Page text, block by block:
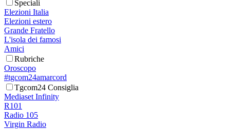
Speciali
Elezioni Italia
Elezioni estero
Grande Fratello
L'isola dei famosi
Amici
Rubriche
Oroscopo
#tgcom24amarcord
Tgcom24 Consiglia
Mediaset Infinity
R101
Radio 105
Virgin Radio